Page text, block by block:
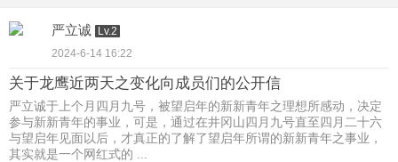
严立诚
Lv.2
2024-6-14 16:22
关于龙鹰近两天之变化向成员们的公开信
严立诚于上个月四月九号，被望启年的新新青年之理想所感动，决定
参与新新青年的事业，可是，通过在井冈山四月九号直至四月二十六
与望启年见面以后，才真正的了解了望启年所谓的新新青年之事业，
其实就是一个网红式的 ...